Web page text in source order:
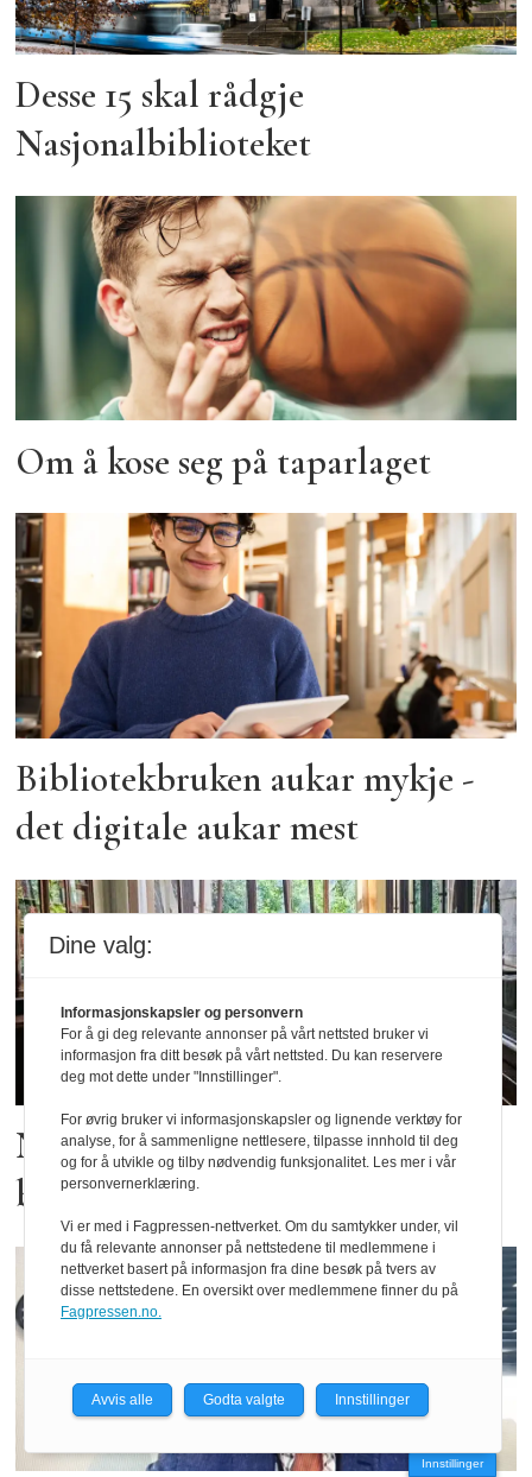
Desse 15 skal rådgje
Nasjonalbiblioteket
Om å kose seg på taparlaget
Bibliotekbruken aukar mykje -
det digitale aukar mest
Nasjonalbiblioteket skadd i
bombardement
Innstillinger
Dine valg:
Informasjonskapsler og personvern
For å gi deg relevante annonser på vårt nettsted bruker vi
informasjon fra ditt besøk på vårt nettsted. Du kan reservere
deg mot dette under "Innstillinger".
For øvrig bruker vi informasjonskapsler og lignende verktøy for
analyse, for å sammenligne nettlesere, tilpasse innhold til deg
og for å utvikle og tilby nødvendig funksjonalitet. Les mer i vår
personvernerklæring.
Vi er med i Fagpressen-nettverket. Om du samtykker under, vil
du få relevante annonser på nettstedene til medlemmene i
nettverket basert på informasjon fra dine besøk på tvers av
disse nettstedene. En oversikt over medlemmene finner du på
Fagpressen.no.
Avvis alle Godta valgte Innstillinger